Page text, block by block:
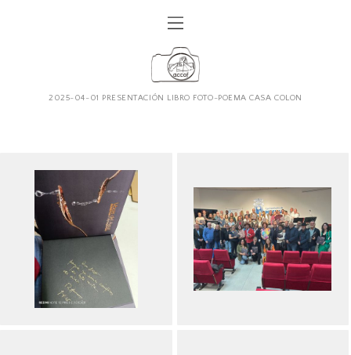
2025-04-01 PRESENTACIÓN LIBRO FOTO-POEMA CASA COLON